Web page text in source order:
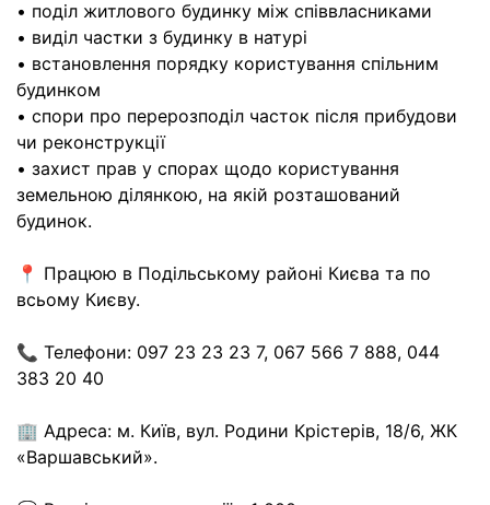
• поділ житлового будинку між співвласниками
• виділ частки з будинку в натурі
• встановлення порядку користування спільним
будинком
• спори про перерозподіл часток після прибудови
чи реконструкції
• захист прав у спорах щодо користування
земельною ділянкою, на якій розташований
будинок.
📍 Працюю в Подільському районі Києва та по
всьому Києву.
📞 Телефони: 097 23 23 23 7, 067 566 7 888, 044
383 20 40
🏢 Адреса: м. Київ, вул. Родини Крістерів, 18/6, ЖК
«Варшавський».